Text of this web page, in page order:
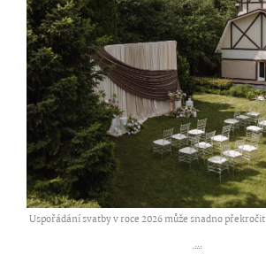
Uspořádání svatby v roce 2026 může snadno
...